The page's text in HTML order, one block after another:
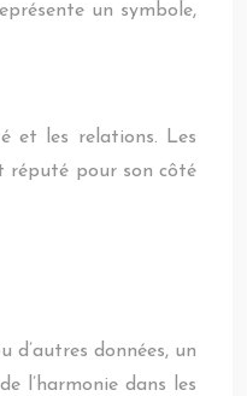
un symbole,
et les relations. Les
réputé pour son côté
données, un
l’harmonie dans les